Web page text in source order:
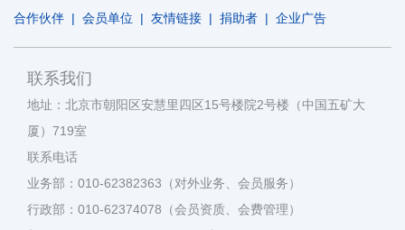
合作伙伴 | 会员单位 | 友情链接 | 捐助者 | 企业广告
联系我们
地址：北京市朝阳区安慧里四区15号楼院2号楼（中国五矿大
厦）719室
联系电话
业务部：010-62382363（对外业务、会员服务）
行政部：010-62374078（会员资质、会费管理）